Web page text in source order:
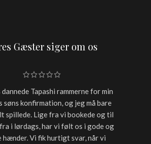
Gæster siger om os
Tapashi rammerne for min
søns konfirmation, og jeg må bare
spillede. Lige fra vi bookede og til
i lørdags, har vi følt os i gode og
Vi fik hurtigt svar, når vi